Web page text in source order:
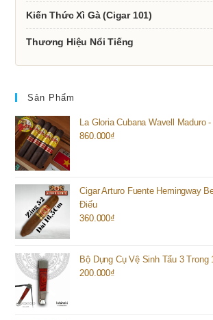
Kiến Thức Xì Gà (Cigar 101)
Thương Hiệu Nổi Tiếng
Sản Phẩm
La Gloria Cubana Wavell Maduro
860.000₫
Cigar Arturo Fuente Hemingway
Điếu
360.000₫
Bộ Dụng Cụ Vệ Sinh Tẩu 3 Trong
200.000₫